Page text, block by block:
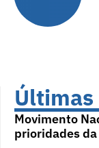
Últimas
Movimento
prioridades